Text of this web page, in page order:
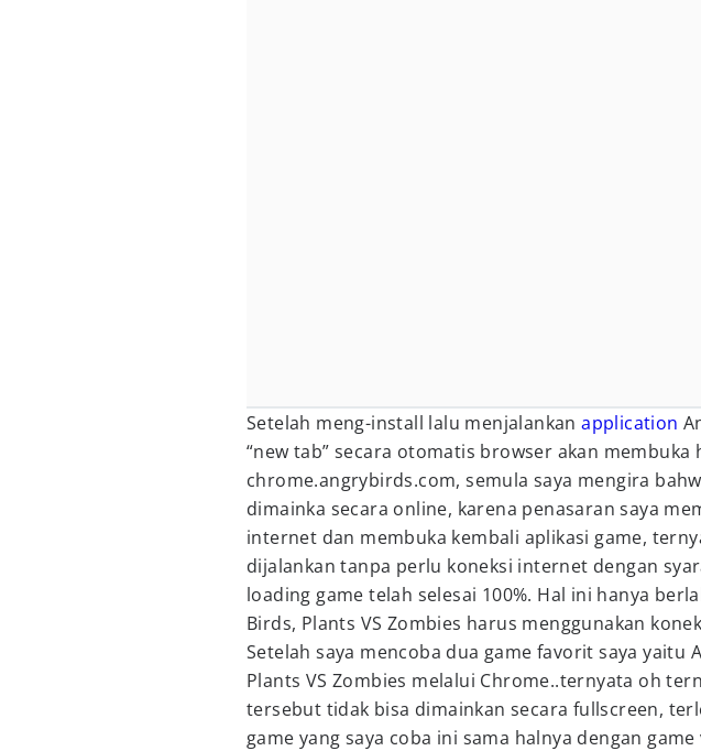
Setelah meng-install lalu menjalankanapplication
“new tab” secara otomatis browser akan membuka
chrome.angrybirds.com, semula saya mengira
dimainka secara online, karena penasaran saya
internet dan membuka kembali aplikasi game,
dijalankan tanpa perlu koneksi internet dengan
loading game telah selesai 100%. Hal ini hanya
Birds, Plants VS Zombies harus menggunakan
Setelah saya mencoba dua game favorit saya yaitu
Plants VS Zombies melalui Chrome..ternyata oh
tersebut tidak bisa dimainkan secara fullscreen,
game yang saya coba ini sama halnya dengan